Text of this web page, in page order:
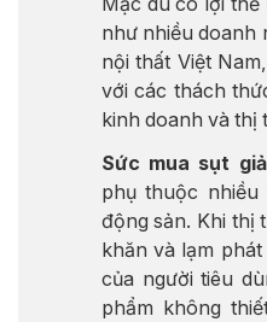
như nhiều doanh
nội thất Việt
với các thách
kinh doanh và thị
Sức mua sụt
phụ thuộc
động sản. Khi thị
khăn và lạm
của người tiêu
phẩm không